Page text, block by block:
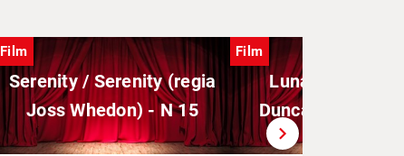
Film
Serenity / Serenity (regia
Joss Whedon) - N 15
Film
Luna / Moon
Duncan Jones) -
chevron_right